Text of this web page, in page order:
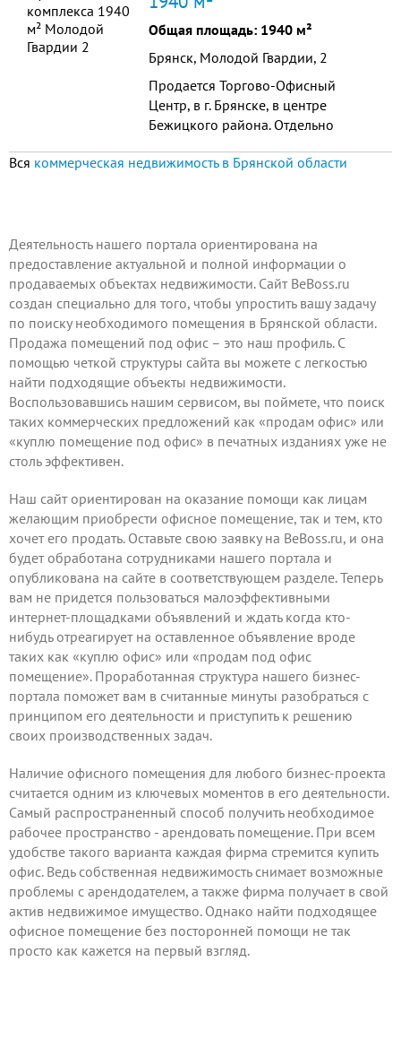
Общая площадь: 1940 м²
Брянск, Молодой Гвардии, 2
Продается Торгово-Офисный
Центр, в г. Брянске, в центре
Бежицкого района. Отдельно
1940 кв.м. Постройка 2013 года,
с видеонаблюдением. Все в
собственности
Вся коммерческая недвижимость в Брянской области
Деятельность нашего портала ориентирована на
предоставление актуальной и полной информации о
продаваемых объектах недвижимости. Сайт BeBoss.ru
создан специально для того, чтобы упростить вашу задачу
по поиску необходимого помещения в Брянской области.
Продажа помещений под офис – это наш профиль. С
помощью четкой структуры сайта вы можете с легкостью
найти подходящие объекты недвижимости.
Воспользовавшись нашим сервисом, вы поймете, что поиск
таких коммерческих предложений как «продам офис» или
«куплю помещение под офис» в печатных изданиях уже не
столь эффективен.
Наш сайт ориентирован на оказание помощи как лицам
желающим приобрести офисное помещение, так и тем, кто
хочет его продать. Оставьте свою заявкуна BeBoss.ru, и она
будет обработана сотрудниками нашего портала и
опубликована на сайте в соответствующем разделе. Теперь
вам не придется пользоваться малоэффективными
интернет-площадками объявлений и ждать когда кто-
нибудь отреагирует на оставленное объявление вроде
таких как «куплю офис» или «продам под офис
помещение». Проработанная структура нашего бизнес-
портала поможет вам в считанные минуты разобраться с
принципом его деятельности и приступить к решению
своих производственных задач.
Наличие офисного помещения для любого бизнес-проекта
считается одним из ключевых моментов в его деятельности.
Самый распространенный способ получить необходимое
рабочее пространство - арендовать помещение. При всем
удобстве такого варианта каждая фирма стремится купить
офис. Ведь собственная недвижимость снимает возможные
проблемы с арендодателем, а также фирма получает в свой
актив недвижимое имущество. Однако найти подходящее
офисное помещение без посторонней помощи не так
просто как кажется на первый взгляд.